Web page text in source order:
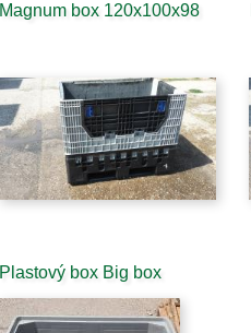
Magnum box 120x100x98
Plastový box Big box